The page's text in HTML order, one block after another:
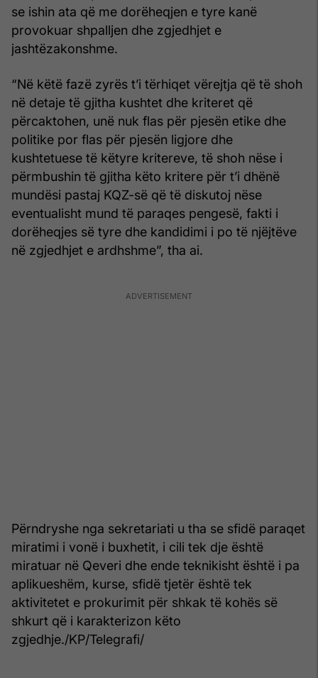
se ishin ata që me dorëheqjen e tyre kanë
provokuar shpalljen dhe zgjedhjet e
jashtëzakonshme.
“Në këtë fazë zyrës t’i tërhiqet vërejtja që të shoh
në detaje të gjitha kushtet dhe kriteret që
përcaktohen, unë nuk flas për pjesën etike dhe
politike por flas për pjesën ligjore dhe
kushtetuese të këtyre kritereve, të shoh nëse i
përmbushin të gjitha këto kritere për t’i dhënë
mundësi pastaj KQZ-së që të diskutoj nëse
eventualisht mund të paraqes pengesë, fakti i
dorëheqjes së tyre dhe kandidimi i po të njëjtëve
në zgjedhjet e ardhshme”, tha ai.
Përndryshe nga sekretariati u tha se sfidë paraqet
miratimi i vonë i buxhetit, i cili tek dje është
miratuar në Qeveri dhe ende teknikisht është i pa
aplikueshëm, kurse, sfidë tjetër është tek
aktivitetet e prokurimit për shkak të kohës së
shkurt që i karakterizon këto
zgjedhje./KP/Telegrafi/